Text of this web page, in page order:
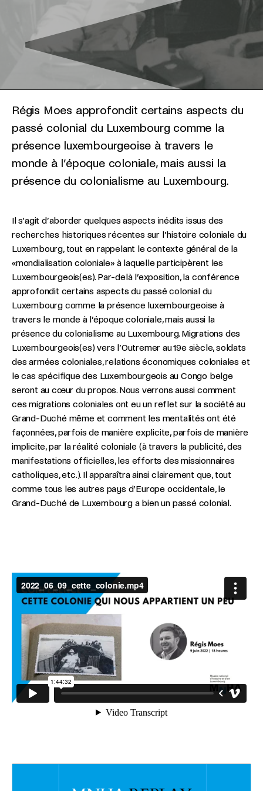
Régis Moes approfondit certains aspects du
passé colonial du Luxembourg comme la
présence luxembourgeoise à travers le
monde à l’époque coloniale, mais aussi la
présence du colonialisme au Luxembourg.
Il s’agit d’aborder quelques aspects inédits issus des
recherches historiques récentes sur l’histoire coloniale du
Luxembourg, tout en rappelant le contexte général de la
«mondialisation coloniale» à laquelle participèrent les
Luxembourgeois(es). Par-delà l’exposition, la conférence
approfondit certains aspects du passé colonial du
Luxembourg comme la présence luxembourgeoise à
travers le monde à l’époque coloniale, mais aussi la
présence du colonialisme au Luxembourg. Migrations des
Luxembourgeois(es) vers l’Outremer au 19e siècle, soldats
des armées coloniales, relations économiques coloniales et
le cas spécifique des Luxembourgeois au Congo belge
seront au cœur du propos. Nous verrons aussi comment
ces migrations coloniales ont eu un reflet sur la société au
Grand-Duché même et comment les mentalités ont été
façonnées, parfois de manière explicite, parfois de manière
implicite, par la réalité coloniale (à travers la publicité, des
manifestations officielles, les efforts des missionnaires
catholiques, etc.). Il apparaîtra ainsi clairement que, tout
comme tous les autres pays d’Europe occidentale, le
Grand-Duché de Luxembourg a bien un passé colonial.